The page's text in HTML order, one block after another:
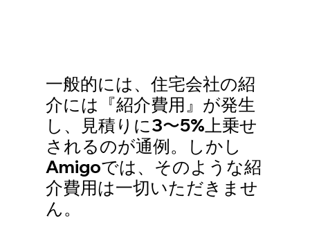
一般的には、住宅会社の紹
介には『紹介費用』が発生
し、見積りに3〜5%上乗せ
されるのが通例。
しかし
Amigoでは、そのような紹
介費用は一切いただきませ
ん。